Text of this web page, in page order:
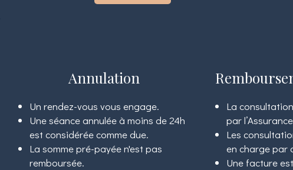
Annulation
Un rendez-vous vous engage.
Une séance annulée à moins de 24h
est considérée comme due.
La somme pré-payée n'est pas
remboursée.
La
par
Les
en charge par
Une facture